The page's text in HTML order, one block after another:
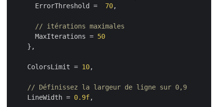
      ErrorThreshold =
70,
// itérations maximales
      MaxIterations =
50
    },
    ColorsLimit =
10,
// Définissez la largeur de ligne sur 0,9
    LineWidth =
0.9f,